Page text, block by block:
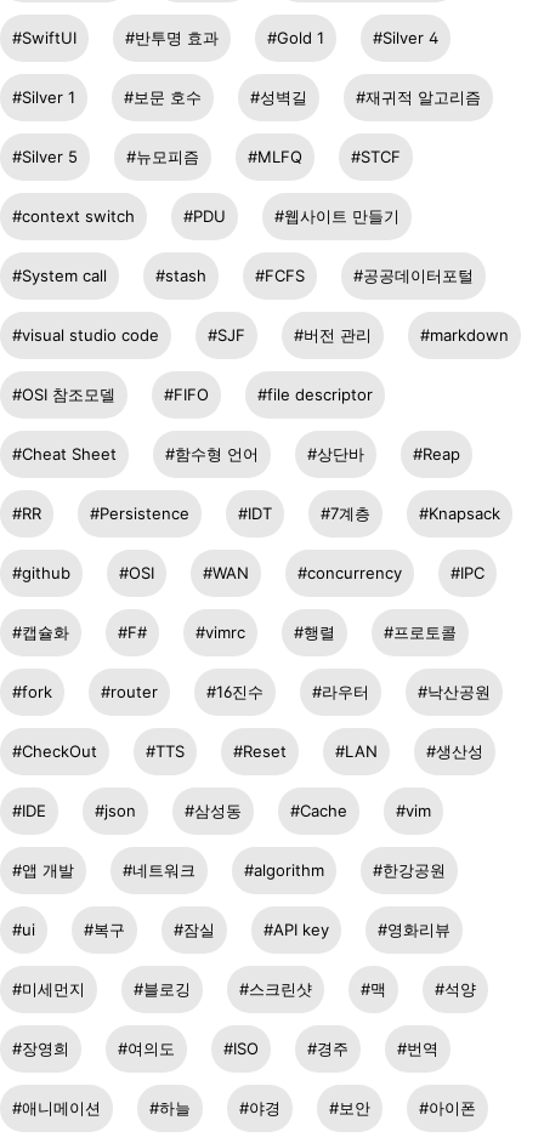
SwiftUI 반투명 효과 Gold 1 Silver 4
Silver 1 보문 호수 성벽길 재귀적 알고리즘
Silver 5 뉴모피즘 MLFQ STCF
context switch PDU 웹사이트 만들기
System call stash FCFS 공공데이터포털
visual studio code SJF 버전 관리 markdown
OSI 참조모델 FIFO file descriptor
Cheat Sheet 함수형 언어 상단바 Reap
RR Persistence IDT 7계층 Knapsack
github OSI WAN concurrency IPC
캡슐화 F# vimrc 행렬 프로토콜
fork router 16진수 라우터 낙산공원
CheckOut TTS Reset LAN 생산성
IDE json 삼성동 Cache vim
앱 개발 네트워크 algorithm 한강공원
ui 복구 잠실 API key 영화리뷰
미세먼지 블로깅 스크린샷 맥 석양
장영희 여의도 ISO 경주 번역
애니메이션 하늘 야경 보안 아이폰